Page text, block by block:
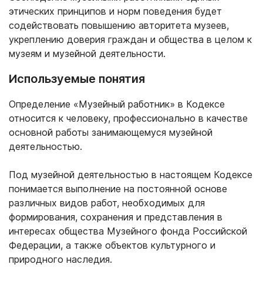
этических принципов и норм поведения будет
содействовать повышению авторитета музеев,
укреплению доверия граждан и общества в целом к
музеям и музейной деятельности.
Используемые понятия
Определение «Музейный работник» в Кодексе
относится к человеку, профессионально в качестве
основной работы занимающемуся музейной
деятельностью.
Под музейной деятельностью в настоящем Кодексе
понимается выполнение на постоянной основе
различных видов работ, необходимых для
формирования, сохранения и представления в
интересах общества Музейного фонда Российской
Федерации, а также объектов культурного и
природного наследия.